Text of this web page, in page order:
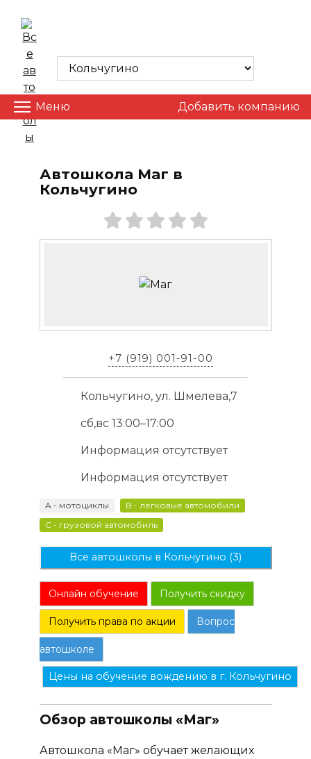
content
Меню Добавить компанию
Автошкола Маг в
Кольчугино
+7 (919) 001-91-00
Кольчугино, ул. Шмелева,7
сб,вс 13:00–17:00
Информация отсутствует
Информация отсутствует
A - мотоциклы
B - легковые автомобили
C - грузовой автомобиль
Все автошколы в Кольчугино (3)
Онлайн обучение Получить скидку
Получить права по акции Вопрос
автошколе
Цены на обучение вождению в г. Кольчугино
Обзор автошколы «Маг»
Автошкола «Маг» обучает желающих